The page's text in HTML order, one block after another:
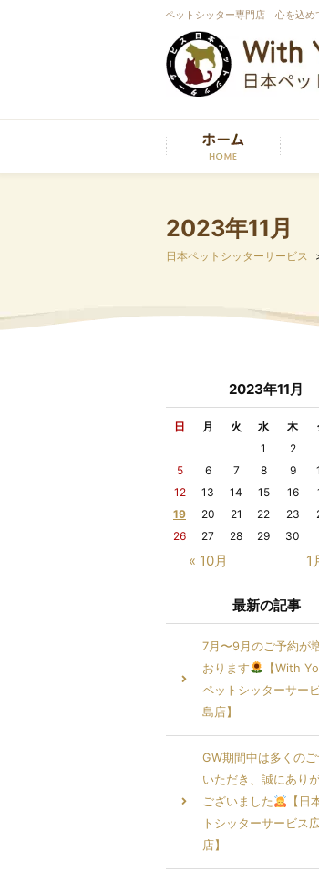
ペットシッター専門店 心を込め
2023年11月
日本ペットシッターサービス
2023年11月
日 月 火 水 木
« 10月 1
1 2
5
6 7 8 9
12
13 14 15 16
19
20 21 22 23
26
27 28 29 30
最新の記事
7月〜9月のご予約が
おります
【With
ペットシッターサー
島店】
GW期間中は多くの
いただき、誠にあり
ございました
【日
トシッターサービス
店】